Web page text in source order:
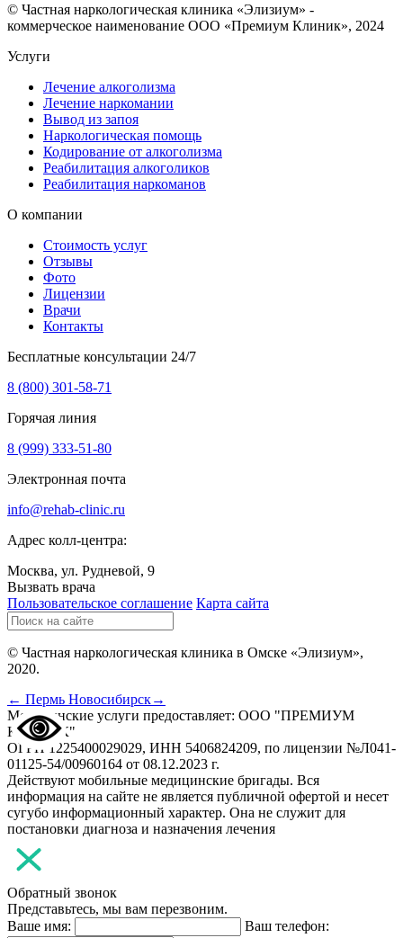
© Частная наркологическая клиника «Элизиум» -
коммерческое наименование ООО «Премиум Клиник», 2024
Услуги
Лечение алкоголизма
Лечение наркомании
Вывод из запоя
Наркологическая помощь
Кодирование от алкоголизма
Реабилитация алкоголиков
Реабилитация наркоманов
О компании
Стоимость услуг
Отзывы
Фото
Лицензии
Врачи
Контакты
Бесплатные консультации 24/7
8 (800) 301-58-71
Горячая линия
8 (999) 333-51-80
Электронная почта
info@rehab-clinic.ru
Адрес колл-центра:
Москва, ул. Рудневой, 9
Вызвать врача
Пользовательское соглашение Карта сайта
© Частная наркологическая клиника в Омске «Элизиум»,
2020.
← Пермь Новосибирск→
Медицинские услуги предоставляет: ООО "ПРЕМИУМ
КЛИНИК"
ОГРН 1225400029029, ИНН 5406824209, по лицензии №Л041-
01125-54/00960164 от 08.12.2023 г.
Действуют мобильные медицинские бригады. Вся
информация на сайте не является публичной офертой и несет
сугубо информационный характер. Она не служит для
постановки диагноза и назначения лечения
Обратный звонок
Представьтесь, мы вам перезвоним.
Ваше имя:
Ваш телефон: